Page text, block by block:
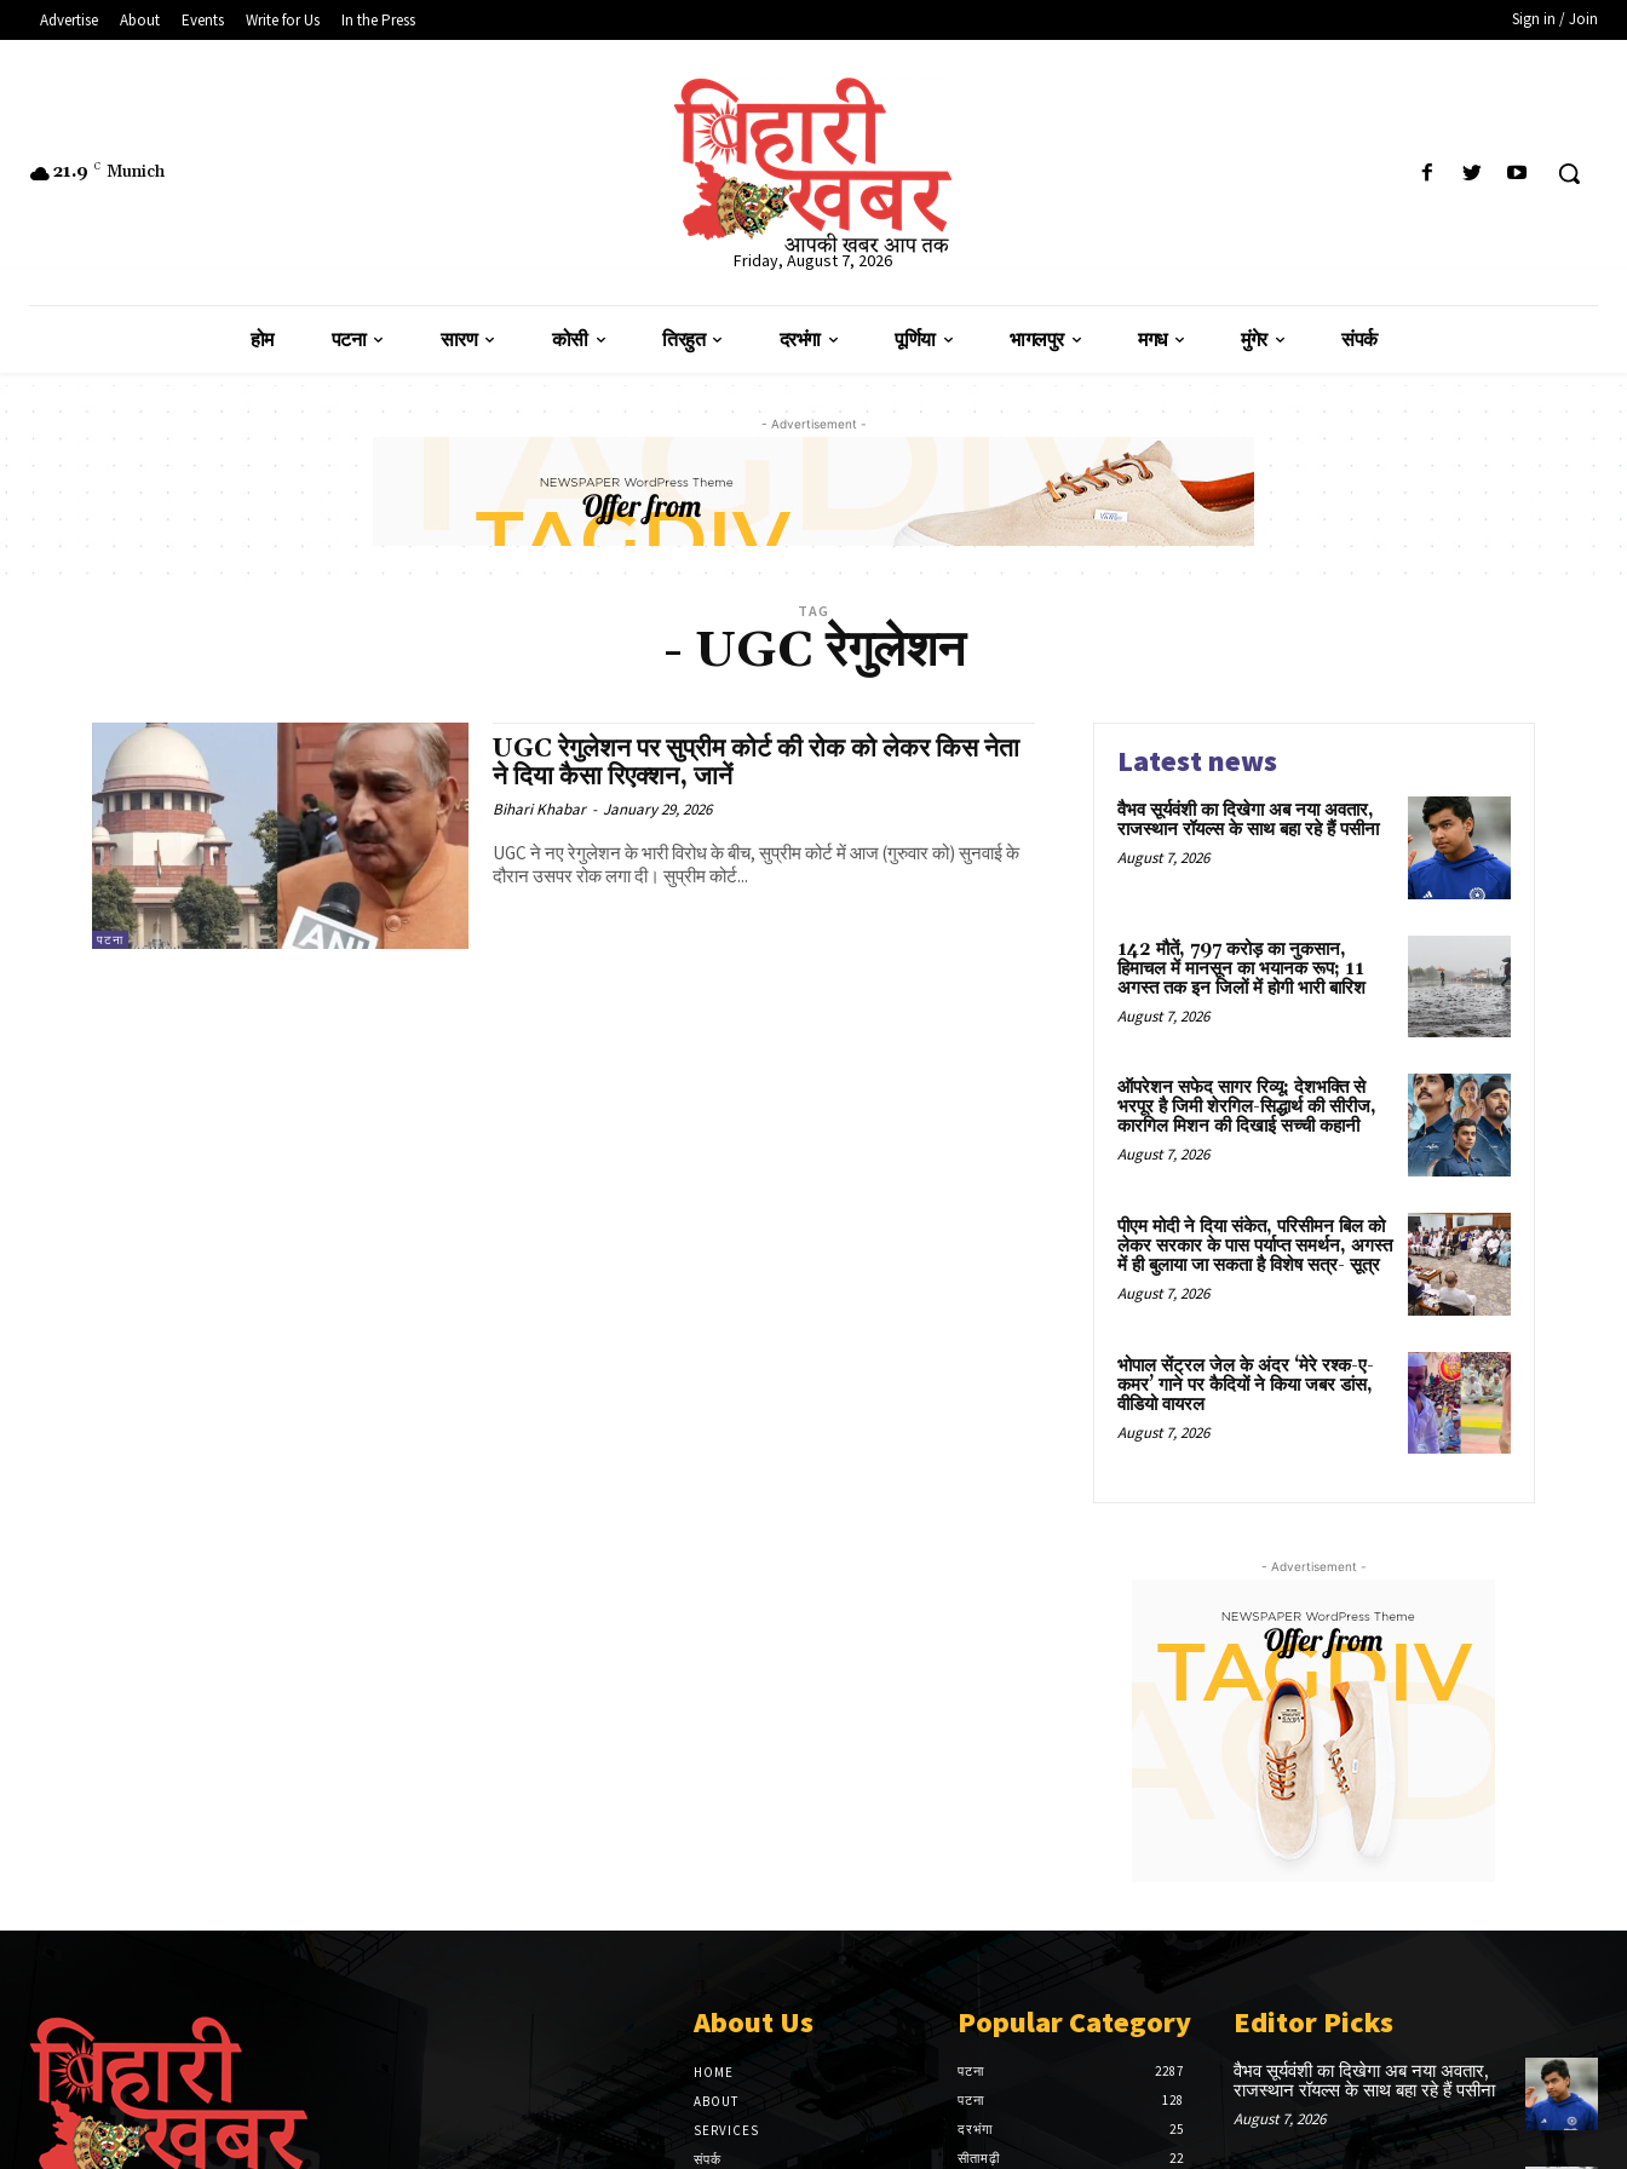
Advertise About Events Write for Us In the Press Sign in / Join
21.9 C Munich
Friday, August 7, 2026
होम पटना सारण कोसी तिरहुत दरभंगा पूर्णिया भागलपुर मगध मुंगेर संपर्क
- Advertisement -
TAG
- UGC रेगुलेशन
पटना
UGC रेगुलेशन पर सुप्रीम कोर्ट की रोक को लेकर किस नेता
ने दिया कैसा रिएक्शन, जानें
Bihari Khabar - January 29, 2026
UGC ने नए रेगुलेशन के भारी विरोध के बीच, सुप्रीम कोर्ट में आज (गुरुवार को) सुनवाई के
दौरान उसपर रोक लगा दी। सुप्रीम कोर्ट...
Latest news
वैभव सूर्यवंशी का दिखेगा अब नया अवतार,
राजस्थान रॉयल्स के साथ बहा रहे हैं पसीना
August 7, 2026
142 मौतें, 797 करोड़ का नुकसान,
हिमाचल में मानसून का भयानक रूप; 11
अगस्त तक इन जिलों में होगी भारी बारिश
August 7, 2026
ऑपरेशन सफेद सागर रिव्यू: देशभक्ति से
भरपूर है जिमी शेरगिल-सिद्धार्थ की सीरीज,
कारगिल मिशन की दिखाई सच्ची कहानी
August 7, 2026
पीएम मोदी ने दिया संकेत, परिसीमन बिल को
लेकर सरकार के पास पर्याप्त समर्थन, अगस्त
में ही बुलाया जा सकता है विशेष सत्र- सूत्र
August 7, 2026
भोपाल सेंट्रल जेल के अंदर ‘मेरे रश्क-ए-
कमर’ गाने पर कैदियों ने किया जबर डांस,
वीडियो वायरल
August 7, 2026
- Advertisement -
About Us
HOME
ABOUT
SERVICES
संपर्क
Popular Category
पटना
2287
पटना
128
दरभंगा
25
सीतामढ़ी
22
Editor Picks
वैभव सूर्यवंशी का दिखेगा अब नया अवतार,
राजस्थान रॉयल्स के साथ बहा रहे हैं पसीना
August 7, 2026